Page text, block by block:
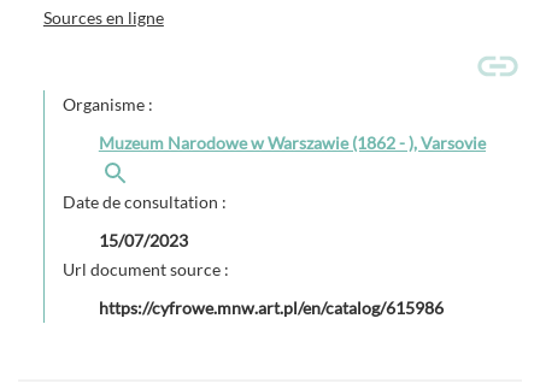
Sources en ligne
Organisme :
Muzeum Narodowe w Warszawie (1862 - ), Varsovie
Date de consultation :
15/07/2023
Url document source :
https://cyfrowe.mnw.art.pl/en/catalog/615986